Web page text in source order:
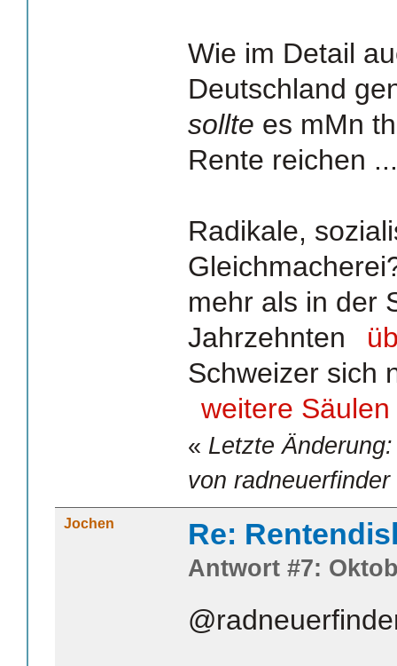
Wie im Detail
Deutschland
sollte es mMn
Rente reichen ...
Radikale,
mehr als in der
Jahrzehnten
Schweizer sich
weitere Säulen
« Letzte
von radneuerfinder
Jochen Re:
Antwort #7: